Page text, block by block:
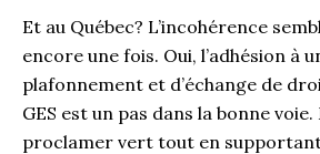
Et au Québec? L’incohérence
encore une fois. Oui, l’adhésion à
plafonnement et d’échange de
GES est un pas dans la bonne
proclamer vert tout en